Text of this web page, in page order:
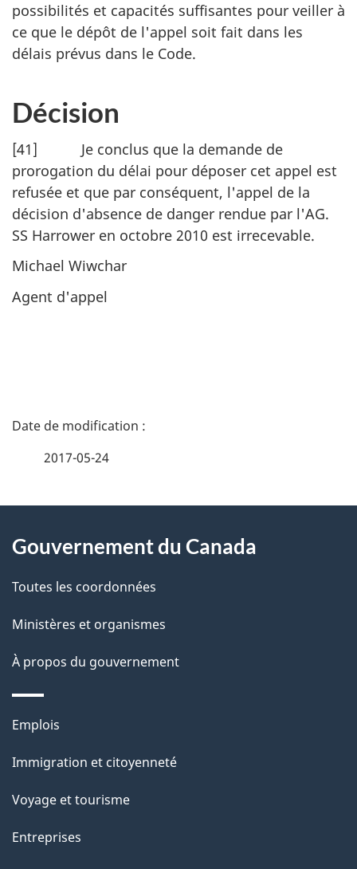
possibilités et capacités suffisantes pour veiller à
ce que le dépôt de l'appel soit fait dans les
délais prévus dans le Code.
Décision
[41] Je conclus que la demande de
prorogation du délai pour déposer cet appel est
refusée et que par conséquent, l'appel de la
décision d'absence de danger rendue par l'AG.
SS Harrower en octobre 2010 est irrecevable.
Michael Wiwchar
Agent d'appel
D
i
l
s
d
e
l
a
p
a
2017-05-24
propos
de
ce
site
Gouvernement du Canada
Toutes les coordonnées
Ministères et organismes
À propos du gouvernement
Thèmes
sujets
Emplois
Immigration et citoyenneté
Voyage et tourisme
Entreprises